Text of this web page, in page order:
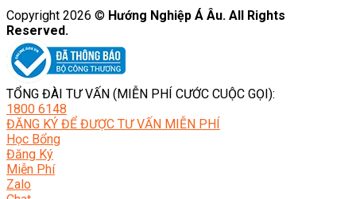
Copyright 2026 © Hướng Nghiệp Á Âu. All Rights
Reserved.
TỔNG ĐÀI TƯ VẤN (MIỄN PHÍ CƯỚC CUỘC GỌI):
1800 6148
ĐĂNG KÝ ĐỂ ĐƯỢC TƯ VẤN MIỄN PHÍ
Học Bổng
Đăng Ký
Miễn Phí
Zalo